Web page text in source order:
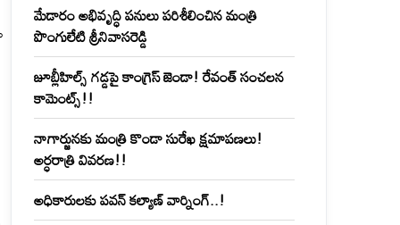
మేడారం అభివృద్ధి పనులు పరిశీలించిన మంత్రి
పొంగులేటి శ్రీనివాసరెడ్డి
జూబ్లీహిల్స్‌ గడ్డపై కాంగ్రెస్ జెండా! రేవంత్ సంచలన
కామెంట్స్!!
నాగార్జునకు మంత్రి కొండా సురేఖ క్షమాపణలు!
అర్ధరాత్రి వివరణ!!
అధికారులకు పవన్ కల్యాణ్ వార్నింగ్..!